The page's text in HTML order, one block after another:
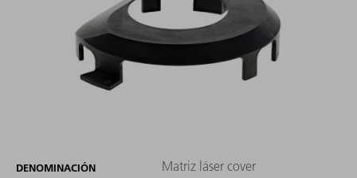
DENOMINACIÓN Matriz láser cover